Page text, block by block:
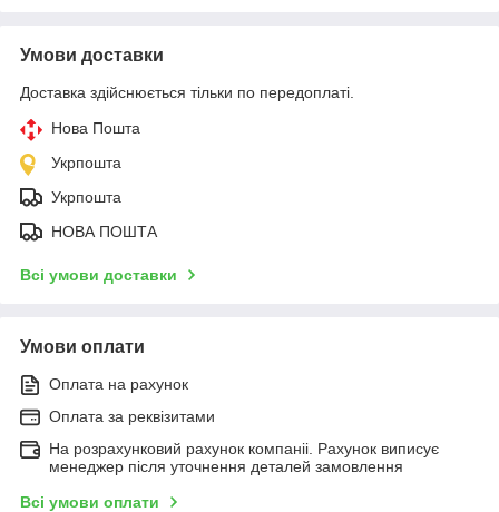
Умови доставки
Доставка здійснюється тільки по передоплаті.
Нова Пошта
Укрпошта
Укрпошта
НОВА ПОШТА
Всі умови доставки
Умови оплати
Оплата на рахунок
Оплата за реквізитами
На розрахунковий рахунок компаніі. Рахунок виписує
менеджер після уточнення деталей замовлення
Всі умови оплати